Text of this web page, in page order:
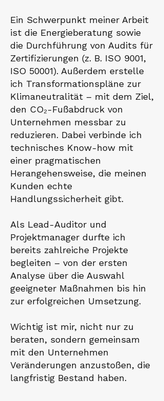
Ein Schwerpunkt meiner Arbeit
ist die Energieberatung sowie
die Durchführung von Audits für
Zertifizierungen (z. B. ISO 9001,
ISO 50001). Außerdem erstelle
ich Transformationspläne zur
Klimaneutralität – mit dem Ziel,
den CO₂-Fußabdruck von
Unternehmen messbar zu
reduzieren. Dabei verbinde ich
technisches Know-how mit
einer pragmatischen
Herangehensweise, die meinen
Kunden echte
Handlungssicherheit gibt.
Als Lead-Auditor und
Projektmanager durfte ich
bereits zahlreiche Projekte
begleiten – von der ersten
Analyse über die Auswahl
geeigneter Maßnahmen bis hin
zur erfolgreichen Umsetzung.
Wichtig ist mir, nicht nur zu
beraten, sondern gemeinsam
mit den Unternehmen
Veränderungen anzustoßen, die
langfristig Bestand haben.